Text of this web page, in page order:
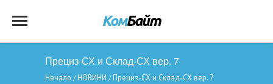
Прециз-СХ и Склад-СХ вер. 7
Начало / НОВИНИ / Прециз-СХ и Склад-СХ вер. 7